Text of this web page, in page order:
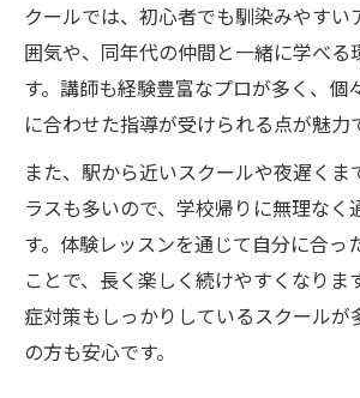
初めてのK-POPダンスを楽
とは
初心者歓迎のダンスレッス
る方法
大阪市内で叶う夢 高校生向けK-
方
大阪で高校生が夢を叶える
ッスン
通いやすいダンスレッスン
に感じる
クールでは、初心者でも馴染みやすい
囲気や、同年代の仲間と一緒に学べる
す。講師も経験豊富なプロが多く、個
に合わせた指導が受けられる点が魅力
また、駅から近いスクールや夜遅くま
ラスも多いので、学校帰りに無理なく
す。体験レッスンを通じて自分に合っ
ことで、長く楽しく続けやすくなりま
症対策もしっかりしているスクールが
の方も安心です。